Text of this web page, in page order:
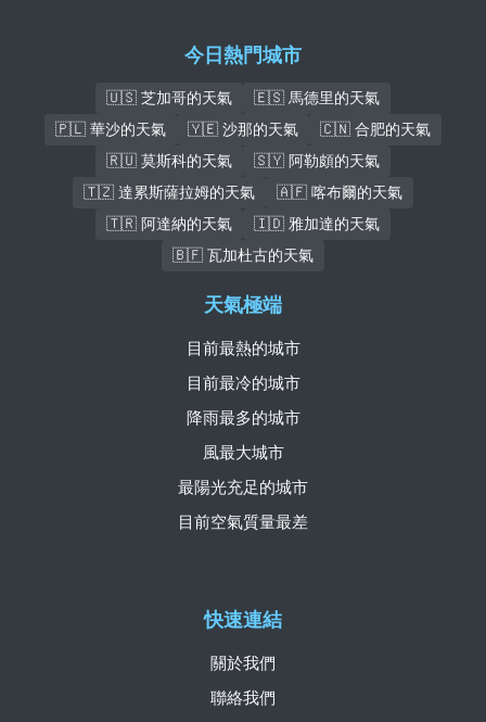
今日熱門城市
🇺🇸 芝加哥的天氣
🇪🇸 馬德里的天氣
🇵🇱 華沙的天氣
🇾🇪 沙那的天氣
🇨🇳 合肥的天氣
🇷🇺 莫斯科的天氣
🇸🇾 阿勒頗的天氣
🇹🇿 達累斯薩拉姆的天氣
🇦🇫 喀布爾的天氣
🇹🇷 阿達納的天氣
🇮🇩 雅加達的天氣
🇧🇫 瓦加杜古的天氣
快速連結
關於我們
聯絡我們
天氣極端
目前最熱的城市
目前最冷的城市
降雨最多的城市
風最大城市
最陽光充足的城市
目前空氣質量最差